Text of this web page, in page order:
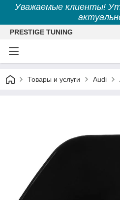
Уважаемые клиенты!
PRESTIGE TUNING
Товары и услуги Audi